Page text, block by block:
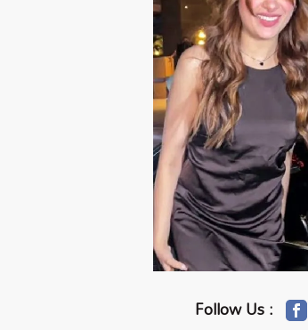
Follow Us :